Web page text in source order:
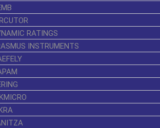
RATINGS
INSTRUMENTS